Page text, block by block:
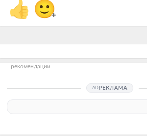
👍 🙂+
рекомендации
РЕКЛАМА